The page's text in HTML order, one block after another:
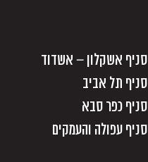
סניף אשקלון – אשדוד
סניף תל אביב
סניף כפר סבא
סניף עפולה והעמקים